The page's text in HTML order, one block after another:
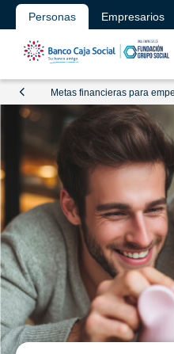
Personas Empresarios
Metas financieras para